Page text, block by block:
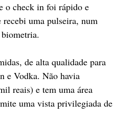
o check in foi rápido e
uma pulseira, num
de alta qualidade para
e Vodka. Não havia
reais) e tem uma área
uma vista privilegiada de